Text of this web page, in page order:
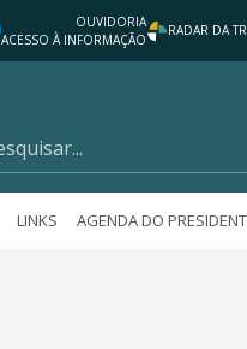
OUVIDORIA
ACESSO À INFORMAÇÃO
RADAR DA
LINKS AGENDA DO